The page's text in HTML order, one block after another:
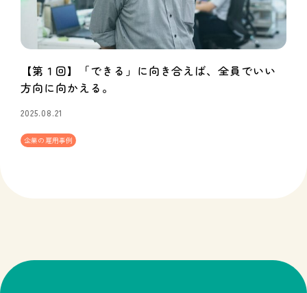
【第１回】「できる」に向き合えば、全員でいい
方向に向かえる。
2025.08.21
企業の雇用事例